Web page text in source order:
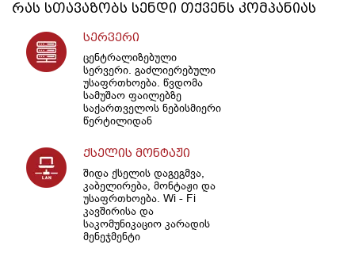
რას სთავაზობს სენდი თქვენს კომპანიას
სერვერი
ცენტრალიზებული
სერვერი. გაძლიერებული
უსაფრთხოება. წვდომა
სამუშაო ფაილებზე
საქართველოს ნებისმიერი
წერტილიდან
ქსელის მონტაჟი
შიდა ქსელის დაგეგმვა,
კაბელირება, მონტაჟი და
უსაფრთხოება. Wi - Fi
კავშირისა და
საკომუნიკაციო კარადის
მენეჯმენტი